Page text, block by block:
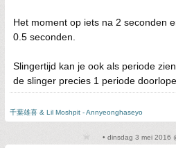
Het moment op iets na 2 seconden
0.5 seconden.
Slingertijd kan je ook als periode
de slinger precies 1 periode
千葉雄喜 & Lil Moshpit - Annyeonghaseyo
• dinsdag 3 mei 2016